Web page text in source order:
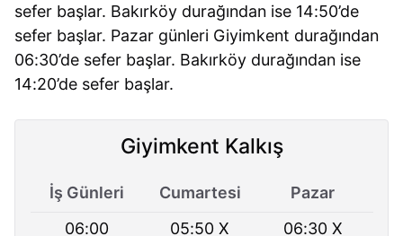
sefer başlar. Bakırköy durağından ise 14:50’de
sefer başlar. Pazar günleri Giyimkent durağından
06:30’de sefer başlar. Bakırköy durağından ise
14:20’de sefer başlar.
Giyimkent Kalkış
İş Günleri Cumartesi
Pazar
06:00
05:50 X
06:30 X